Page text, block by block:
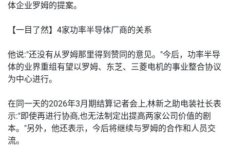
体企业罗姆的提案。
【一目了然】4家功率半导体厂商的关系
他说:"还没有从罗姆那里得到赞同的意见。"今后，功率半导
体的业界重组有望以罗姆、东芝、三菱电机的事业整合协议
为中心进行。
在同一天的2026年3月期结算记者会上,林新之助电装社长表
示:"即使再进行协商,也无法制定出提高两家公司价值的剧
本。"另外，他还表示，今后将继续与罗姆的合作和人员交
流。